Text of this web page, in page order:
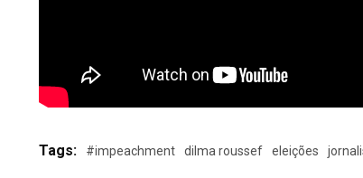
Tags: #impeachment dilma roussef eleições